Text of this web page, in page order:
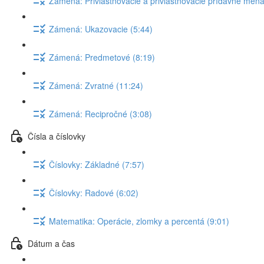
Zámená: Ukazovacie (5:44)
Zámená: Predmetové (8:19)
Zámená: Zvratné (11:24)
Zámená: Recipročné (3:08)
Čísla a číslovky
Číslovky: Základné (7:57)
Číslovky: Radové (6:02)
Matematika: Operácie, zlomky a percentá (9:01)
Dátum a čas